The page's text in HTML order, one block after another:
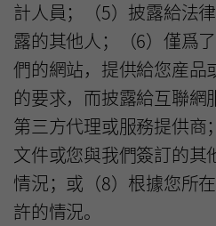
計人員；（5）披露給法
露的其他人；（6）僅爲
們的網站，提供給您産品
的要求，而披露給互聯網
第三方代理或服務提供商
文件或您與我們簽訂的其
情況；或（8）根據您所
許的情況。